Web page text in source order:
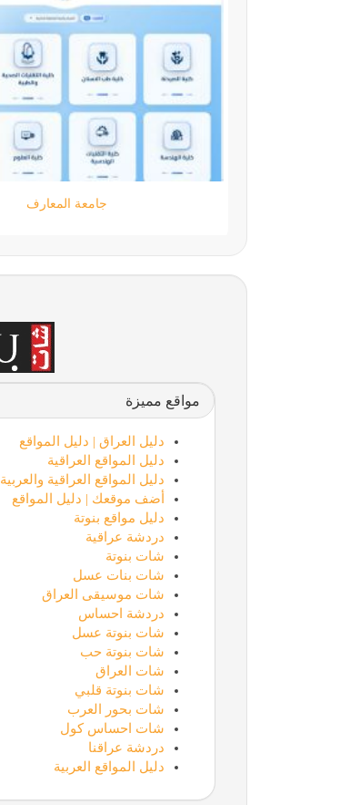
Sayarat360.com
مواقع مميزة
دليل العراق | دليل المواقع
دليل المواقع العراقية
دليل المواقع العراقية والعربية
أضف موقعك | دليل المواقع
دليل مواقع بنوتة
دردشة عراقية
شات بنوتة
شات بنات عسل
شات موسيقى العراق
دردشة احساس
شات بنوتة عسل
شات بنوتة حب
شات العراق
شات بنوتة قلبي
شات بحور العرب
شات احساس كول
دردشة عراقنا
دليل المواقع العربية